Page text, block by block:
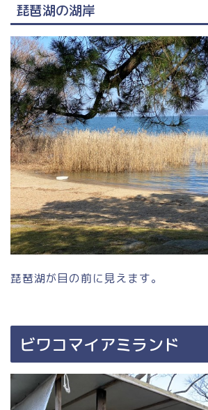
琵琶湖の湖岸
琵琶湖が目の前に見えます。
ビワコマイアミランド